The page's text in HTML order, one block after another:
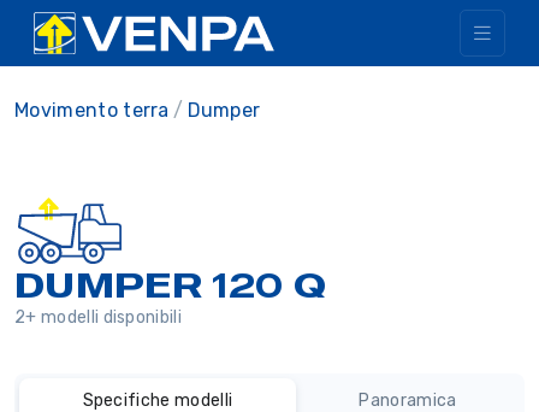
Movimento terra Dumper
DUMPER 120 Q
2+ modelli disponibili
Specifiche modelli Panoramica